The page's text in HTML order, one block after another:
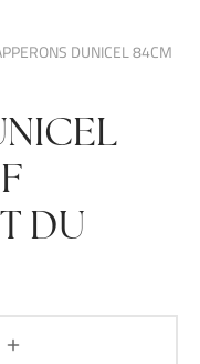
DUNICEL 84CM
DU